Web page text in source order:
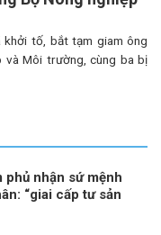
khởi tố, bắt tạm giam ông
và Môi trường, cùng ba bị
phủ nhận sứ mệnh
“giai cấp tư sản